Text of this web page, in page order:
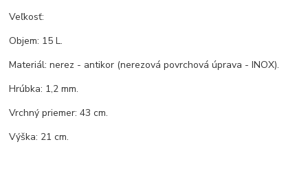
Veľkosť:
Objem: 15 L.
Materiál: nerez - antikor (nerezová povrchová úprava - INOX).
Hrúbka: 1,2 mm.
Vrchný priemer: 43 cm.
Výška: 21 cm.